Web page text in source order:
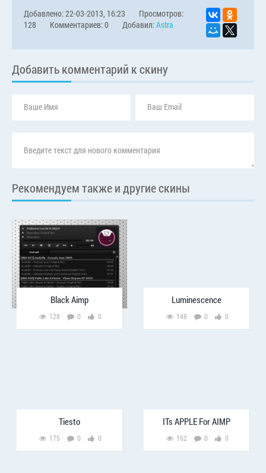
Добавлено: 22-03-2013, 16:23
Просмотров:
128
Комментариев: 0 Добавил:Astra
Добавить комментарий к скину
Рекомендуем также и другие скины
Black Aimp
128 0 0
Luminescence
148 0 0
Tiesto
175 0 0
ITs APPLE For AIMP
162 0 0